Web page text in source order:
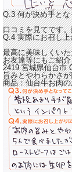
Q.3 何が決め手と
口コミを見てです
Q.4 実際にお召し
最高に美味しくい
お友達等にもご紹
2419 宮城県仙台市
旨みとやわらかさ
商品：仙台牛お肉